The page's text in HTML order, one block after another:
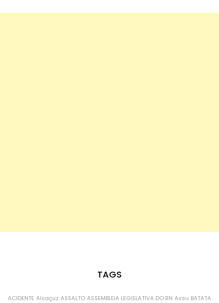
TAGS
ACIDENTE Alcaçuz ASSALTO ASSEMBLEIA LEGISLATIVA DO RN Assu BATATA